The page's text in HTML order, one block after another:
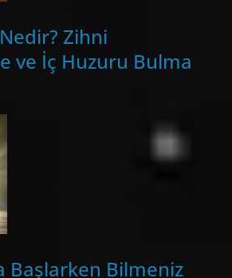
Zihni
ve İç Huzuru Bulma
Başlarken Bilmeniz